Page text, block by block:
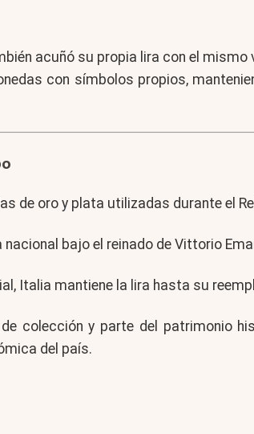
acuñó su propia lira con el mismo
con símbolos propios,
de oro y plata utilizadas durante el
bajo el reinado de Vittorio
Italia mantiene la lira hasta su
colección y parte del patrimonio
del país.